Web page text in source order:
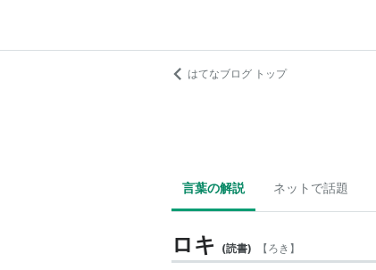
はてなブログ トップ
言葉の解説 ネットで話題
ロキ (読書) 【ろき 】